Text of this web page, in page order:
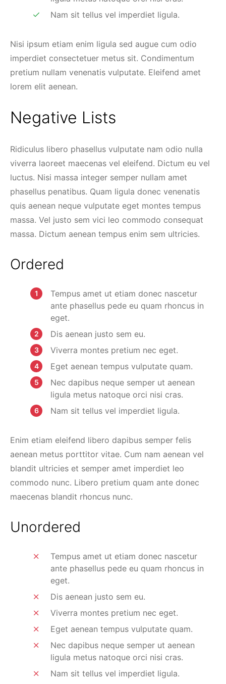
Nam sit tellus vel imperdiet ligula.
Nisi ipsum etiam enim ligula sed augue cum odio
imperdiet consectetuer metus sit. Condimentum
pretium nullam venenatis vulputate. Eleifend amet
lorem elit aenean.
Negative Lists
Ridiculus libero phasellus vulputate nam odio nulla
viverra laoreet maecenas vel eleifend. Dictum eu vel
luctus. Nisi massa integer semper nullam amet
phasellus penatibus. Quam ligula donec venenatis
quis aenean neque vulputate eget montes tempus
massa. Vel justo sem vici leo commodo consequat
massa. Dictum aenean tempus enim sem ultricies.
Ordered
Tempus amet ut etiam donec nascetur
ante phasellus pede eu quam rhoncus in
eget.
Dis aenean justo sem eu.
Viverra montes pretium nec eget.
Eget aenean tempus vulputate quam.
Nec dapibus neque semper ut aenean
ligula metus natoque orci nisi cras.
Nam sit tellus vel imperdiet ligula.
Enim etiam eleifend libero dapibus semper felis
aenean metus porttitor vitae. Cum nam aenean vel
blandit ultricies et semper amet imperdiet leo
commodo nunc. Libero pretium quam ante donec
maecenas blandit rhoncus nunc.
Unordered
Tempus amet ut etiam donec nascetur
ante phasellus pede eu quam rhoncus in
eget.
Dis aenean justo sem eu.
Viverra montes pretium nec eget.
Eget aenean tempus vulputate quam.
Nec dapibus neque semper ut aenean
ligula metus natoque orci nisi cras.
Nam sit tellus vel imperdiet ligula.